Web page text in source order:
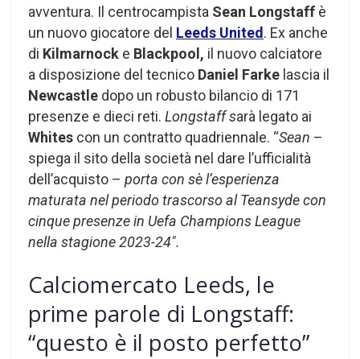
avventura. Il centrocampista Sean Longstaff è
un nuovo giocatore del Leeds United. Ex anche
di Kilmarnock e Blackpool, il nuovo calciatore
a disposizione del tecnico Daniel Farke lascia il
Newcastle dopo un robusto bilancio di 171
presenze e dieci reti. Longstaff sarà legato ai
Whites con un contratto quadriennale. “Sean –
spiega il sito della società nel dare l’ufficialità
dell’acquisto – porta con sè l’esperienza
maturata nel periodo trascorso al Teansyde con
cinque presenze in Uefa Champions League
nella stagione 2023-24″.
Calciomercato Leeds, le
prime parole di Longstaff:
“questo è il posto perfetto”